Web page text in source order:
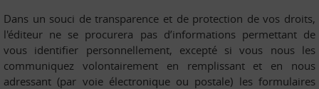
Dans un souci de transparence et de protection de vos droits,
l'éditeur ne se procurera pas d’informations permettant de
vous identifier personnellement, excepté si vous nous les
communiquez volontairement en remplissant et en nous
adressant (par voie électronique ou postale) les formulaires